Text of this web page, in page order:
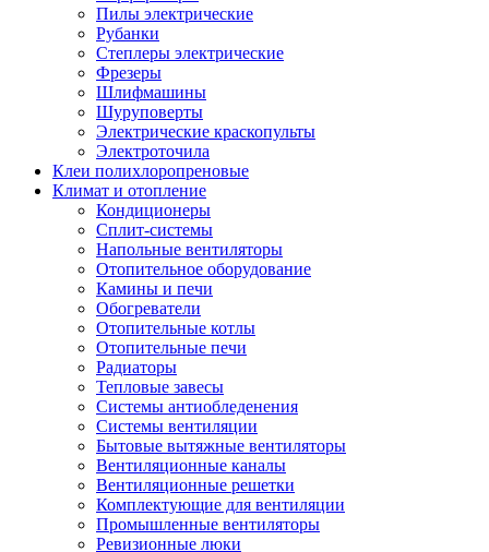
Пилы электрические
Рубанки
Степлеры электрические
Фрезеры
Шлифмашины
Шуруповерты
Электрические краскопульты
Электроточила
Клеи полихлоропреновые
Климат и отопление
Кондиционеры
Сплит-системы
Напольные вентиляторы
Отопительное оборудование
Камины и печи
Обогреватели
Отопительные котлы
Отопительные печи
Радиаторы
Тепловые завесы
Системы антиобледенения
Системы вентиляции
Бытовые вытяжные вентиляторы
Вентиляционные каналы
Вентиляционные решетки
Комплектующие для вентиляции
Промышленные вентиляторы
Ревизионные люки